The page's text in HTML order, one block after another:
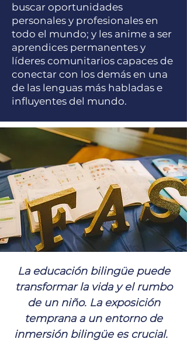
buscar oportunidades
personales y profesionales en
todo el mundo; y les anime a ser
aprendices permanentes y
líderes comunitarios capaces de
conectar con los demás en una
de las lenguas más habladas e
influyentes del mundo.
La educación bilingüe puede
transformar la vida y el rumbo
de un niño. La exposición
temprana a un entorno de
inmersión bilingüe es crucial.